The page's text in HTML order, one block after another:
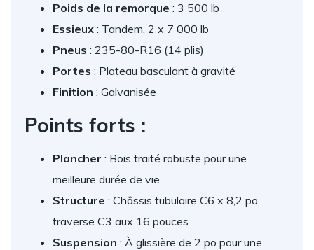
Poids de la remorque : 3 500 lb
Essieux : Tandem, 2 x 7 000 lb
Pneus : 235-80-R16 (14 plis)
Portes : Plateau basculant à gravité
Finition : Galvanisée
Points forts :
Plancher : Bois traité robuste pour une
meilleure durée de vie
Structure : Châssis tubulaire C6 x 8,2 po,
traverse C3 aux 16 pouces
Suspension : À glissière de 2 po pour une